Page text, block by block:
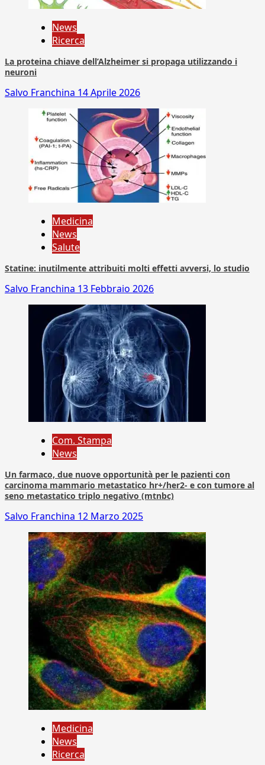
News
Ricerca
La proteina chiave dell’Alzheimer si propaga utilizzando i
neuroni
Salvo Franchina 14 Aprile 2026
Medicina
News
Salute
Statine: inutilmente attribuiti molti effetti avversi, lo studio
Salvo Franchina 13 Febbraio 2026
Com. Stampa
News
Un farmaco, due nuove opportunità per le pazienti con
carcinoma mammario metastatico hr+/her2- e con tumore al
seno metastatico triplo negativo (mtnbc)
Salvo Franchina 12 Marzo 2025
Medicina
News
Ricerca